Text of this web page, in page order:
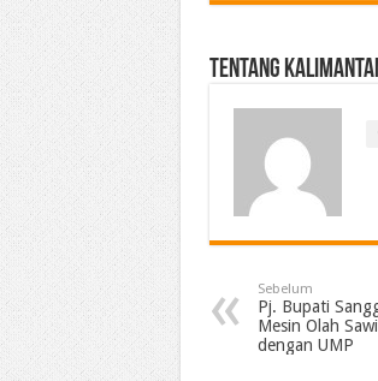
Tentang
Sebelum
Pj. Bupati
Mesin Olah
dengan UMP